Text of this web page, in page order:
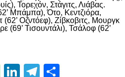
Τορεχόν, Στάγιτς, Λιάβας.
Μπάμπα), Ότο, Κεντζιόρα,
Οζντόεφ), Ζίβκοβιτς, Μουργκ
(69’ Τισουντάλι), Τσάλοφ (62’
WhatsApp
LinkedIn
Telegram